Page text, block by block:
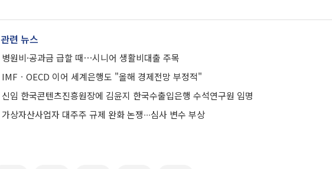
관련 뉴스
병원비·공과금 급할 때⋯시니어 생활비대출 주목
IMFㆍOECD 이어 세계은행도 "올해 경제전망 부정적"
신임 한국콘텐츠진흥원장에 김윤지 한국수출입은행 수석연구원 임명
가상자산사업자 대주주 규제 완화 논쟁∙∙∙심사 변수 부상